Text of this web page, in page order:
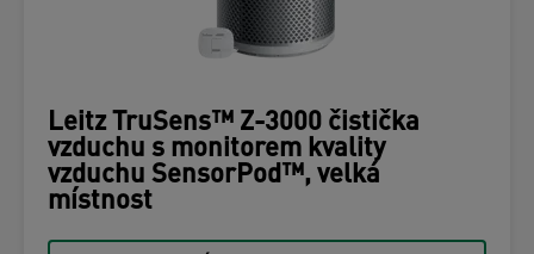
Leitz TruSens™ Z-3000 čistička
vzduchu s monitorem kvality
vzduchu SensorPod™, velká
místnost